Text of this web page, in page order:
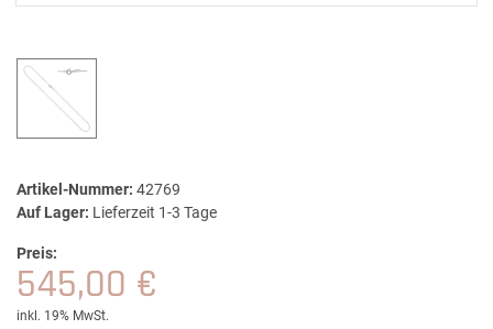
Artikel-Nummer: 42769
Auf Lager: Lieferzeit 1-3 Tage
Preis:
545,00 €
inkl. 19% MwSt.